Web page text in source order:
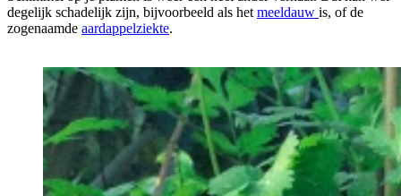
degelijk schadelijk zijn, bijvoorbeeld als het meeldauw is, of de
zogenaamde aardappelziekte.